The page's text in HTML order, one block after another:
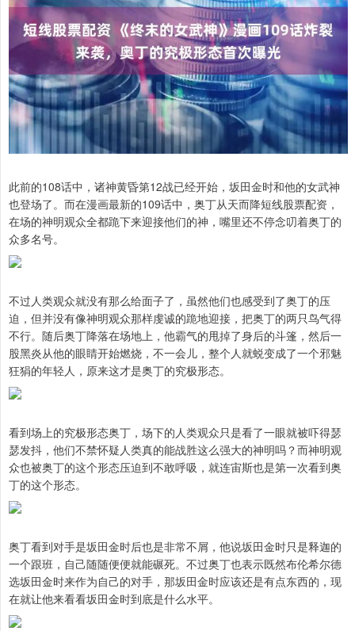
此前的108话中，诸神黄昏第12战已经开始，坂田金时和他的女武神
也登场了。而在漫画最新的109话中，奥丁从天而降短线股票配资，
在场的神明观众全都跪下来迎接他们的神，嘴里还不停念叨着奥丁的
众多名号。
不过人类观众就没有那么给面子了，虽然他们也感受到了奥丁的压
迫，但并没有像神明观众那样虔诚的跪地迎接，把奥丁的两只鸟气得
不行。随后奥丁降落在场地上，他霸气的甩掉了身后的斗篷，然后一
股黑炎从他的眼睛开始燃烧，不一会儿，整个人就蜕变成了一个邪魅
狂狷的年轻人，原来这才是奥丁的究极形态。
看到场上的究极形态奥丁，场下的人类观众只是看了一眼就被吓得瑟
瑟发抖，他们不禁怀疑人类真的能战胜这么强大的神明吗？而神明观
众也被奥丁的这个形态压迫到不敢呼吸，就连宙斯也是第一次看到奥
丁的这个形态。
奥丁看到对手是坂田金时后也是非常不屑，他说坂田金时只是释迦的
一个跟班，自己随随便便就能碾死。不过奥丁也表示既然布伦希尔德
选坂田金时来作为自己的对手，那坂田金时应该还是有点东西的，现
在就让他来看看坂田金时到底是什么水平。